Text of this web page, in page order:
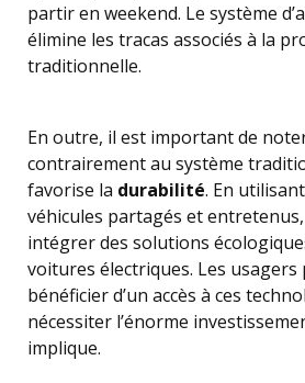
partir en weekend. Le système
élimine les tracas associés à la
traditionnelle.
En outre, il est important de
contrairement au système
favorise la durabilité. En
véhicules partagés et
intégrer des solutions
voitures électriques. Les usagers
bénéficier d’un accès à ces
nécessiter l’énorme
implique.